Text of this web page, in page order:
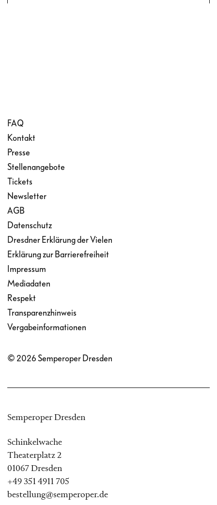
FAQ
Kontakt
Presse
Stellenangebote
Tickets
Newsletter
AGB
Datenschutz
Dresdner Erklärung der Vielen
Erklärung zur Barrierefreiheit
Impressum
Mediadaten
Respekt
Transparenzhinweis
Vergabeinformationen
© 2026 Semperoper Dresden
Semperoper Dresden
Schinkelwache
Theaterplatz 2
01067 Dresden
+49 351 4911 705
bestellung@semperoper.de